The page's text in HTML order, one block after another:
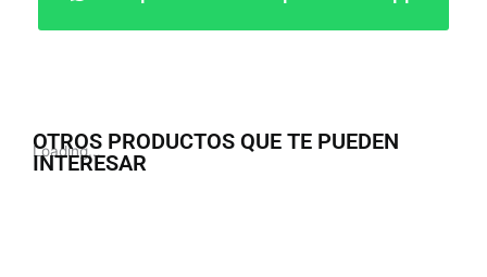
Loading...
OTROS PRODUCTOS QUE TE PUEDEN
INTERESAR